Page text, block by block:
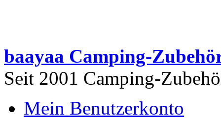
baayaa Camping-
Seit 2001 Camping-
Mein Benutzerkonto